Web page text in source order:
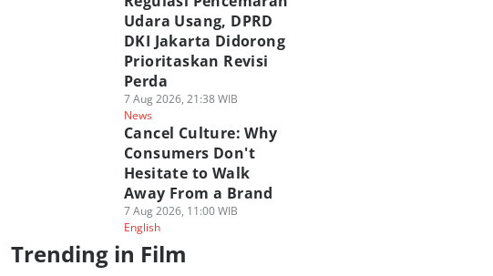
Udara Usang, DPRD
DKI Jakarta Didorong
Prioritaskan Revisi
Perda
7 Aug 2026, 21:38 WIB
News
Cancel Culture: Why
Consumers Don't
Hesitate to Walk
Away From a Brand
7 Aug 2026, 11:00 WIB
English
Trending in Film